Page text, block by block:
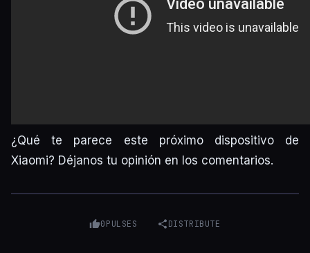
¿Qué te parece este próximo dispositivo de
Xiaomi? Déjanos tu opinión en los comentarios.
0PULSES DISTRIBUTE